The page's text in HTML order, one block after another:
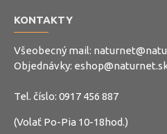
KONTAKTY
Všeobecný mail:
Objednávky:
Tel. číslo: 0917 456 887
(Volať Po-Pia 10-18hod.)